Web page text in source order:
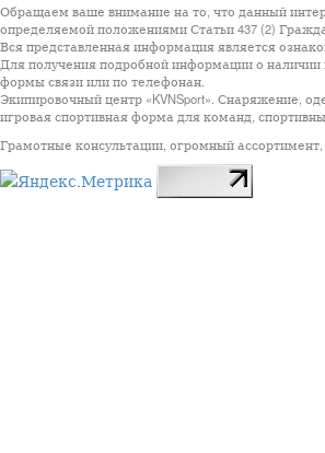
Обращаем ваше внимание на то, что данный
определяемой положениями Статьи 437 (2)
Вся представленная информация является
Для получения подробной информации о
формы связи или по телефонан.
Экипировочный центр «KVNSport». Снаряжение,
игровая спортивная форма для команд,
Грамотные консультации, огромный ассортимент,